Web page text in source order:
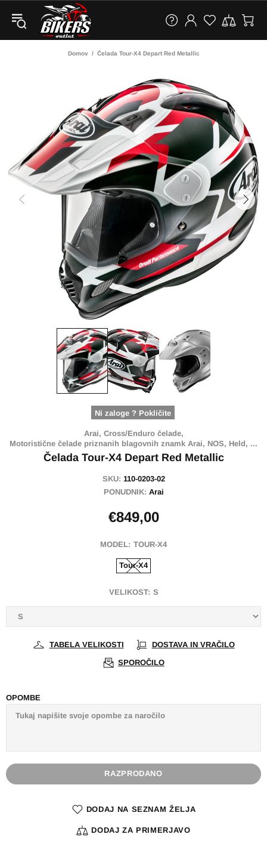
Domov Čelada Tour-X4 Depart Red Metallic
Ni zaloge ? Pokličite
Arai, Cross/Enduro čelade,
Motoristične čelade priznanih blagovnih znamk Arai, NOS, Held, ...
Čelada Tour-X4 Depart Red Metallic
SKU: 110-0203-02
PONUDNIK: Arai
€849,00
MODEL: TOUR-X4
Tour-X4
VELIKOST: S
TABELA VELIKOSTI
DOSTAVA IN VRAČILO
SPOROČILO
OPOMBE
RAZPRODANO
DODAJ NA SEZNAM ŽELJA
DODAJ ZA PRIMERJAVO